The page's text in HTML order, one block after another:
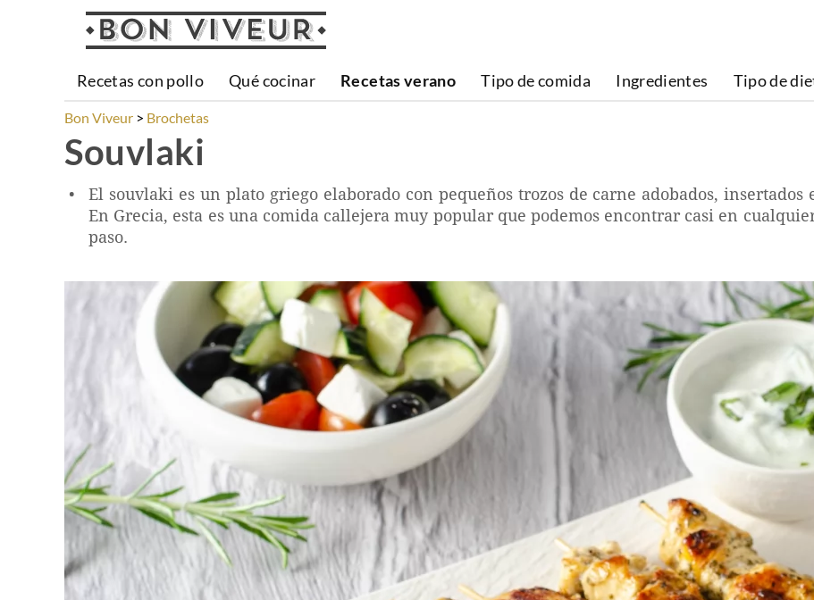
Recetas con pollo Qué cocinar Recetas verano Tipo de comida Ingredientes Tipo de
Bon Viveur Brochetas
Souvlaki
El souvlaki es un plato griego elaborado con pequeños trozos de carne adobados,
En Grecia, esta es una comida callejera muy popular que podemos encontrar casi en
paso.